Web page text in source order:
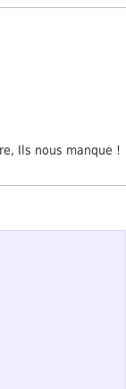
Ils nous manque !